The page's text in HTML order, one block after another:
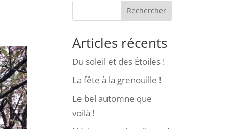
Rechercher
Articles récents
Du soleil et des Étoiles !
La fête à la grenouille !
Le bel automne que
voilà !